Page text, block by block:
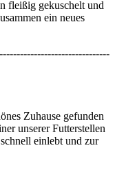
fleißig gekuschelt und
ein neues
Zuhause gefunden
unserer Futterstellen
einlebt und zur